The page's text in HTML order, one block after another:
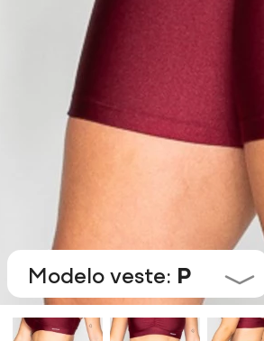
Modelo veste: P